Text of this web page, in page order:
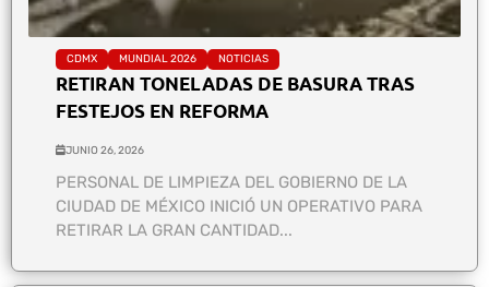
CDMX MUNDIAL 2026 NOTICIAS
RETIRAN TONELADAS DE BASURA TRAS
FESTEJOS EN REFORMA
JUNIO 26, 2026
PERSONAL DE LIMPIEZA DEL GOBIERNO DE LA
CIUDAD DE MÉXICO INICIÓ UN OPERATIVO PARA
RETIRAR LA GRAN CANTIDAD...